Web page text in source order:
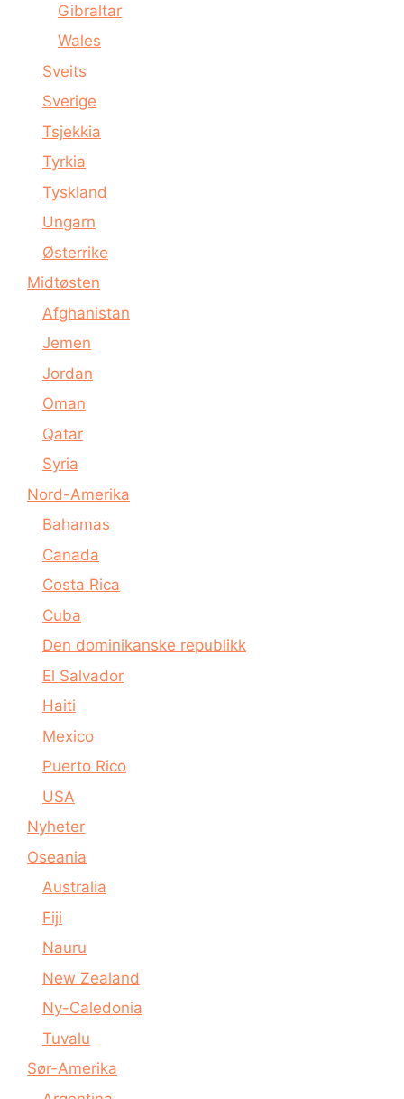
Gibraltar
Wales
Sveits
Sverige
Tsjekkia
Tyrkia
Tyskland
Ungarn
Østerrike
Midtøsten
Afghanistan
Jemen
Jordan
Oman
Qatar
Syria
Nord-Amerika
Bahamas
Canada
Costa Rica
Cuba
Den dominikanske republikk
El Salvador
Haiti
Mexico
Puerto Rico
USA
Nyheter
Oseania
Australia
Fiji
Nauru
New Zealand
Ny-Caledonia
Tuvalu
Sør-Amerika